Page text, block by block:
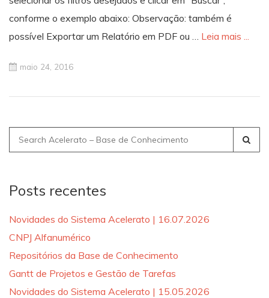
conforme o exemplo abaixo: Observação: também é
possível Exportar um Relatório em PDF ou … Leia mais ...
maio 24, 2016
Search
for:
Posts recentes
Novidades do Sistema Acelerato | 16.07.2026
CNPJ Alfanumérico
Repositórios da Base de Conhecimento
Gantt de Projetos e Gestão de Tarefas
Novidades do Sistema Acelerato | 15.05.2026